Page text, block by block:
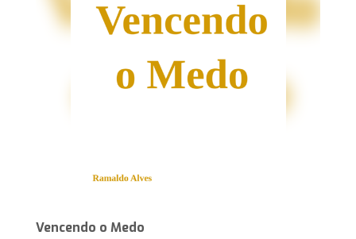
Vencendo o Medo